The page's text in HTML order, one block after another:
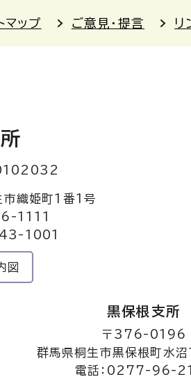
マップ ご意見・提言 リ
織姫町1番1号
1111
43-1001
図
黒保根支所
〒376-0196
群馬県桐生市黒保根町水
電話：0277-96-